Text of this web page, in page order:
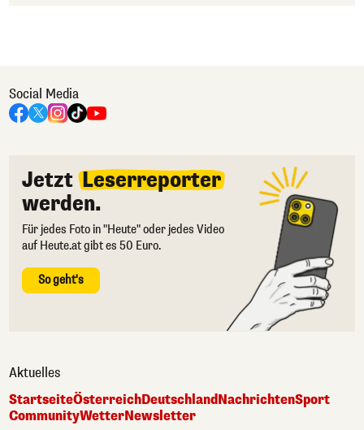
Social Media
Jetzt Leserreporter
werden.
Für jedes Foto in "Heute" oder jedes Video
auf Heute.at gibt es 50 Euro.
So geht's
Aktuelles
StartseiteÖsterreichDeutschlandNachrichtenSport
CommunityWetterNewsletter